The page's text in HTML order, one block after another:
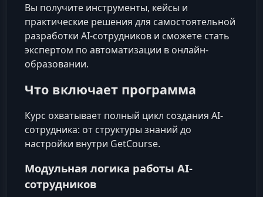
Вы получите инструменты, кейсы и
практические решения для самостоятельной
разработки AI-сотрудников и сможете стать
экспертом по автоматизации в онлайн-
образовании.
Что включает программа
Курс охватывает полный цикл создания AI-
сотрудника: от структуры знаний до
настройки внутри GetCourse.
Модульная логика работы AI-
сотрудников